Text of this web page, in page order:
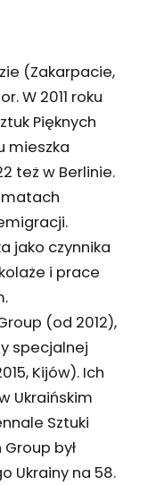
(Zakarpacie,
W 2011 roku
Pięknych
mieszka
też w Berlinie.
jako czynnika
i prace
(od 2012),
specjalnej
Kijów). Ich
Ukraińskim
Sztuki
był
Ukrainy na 58.